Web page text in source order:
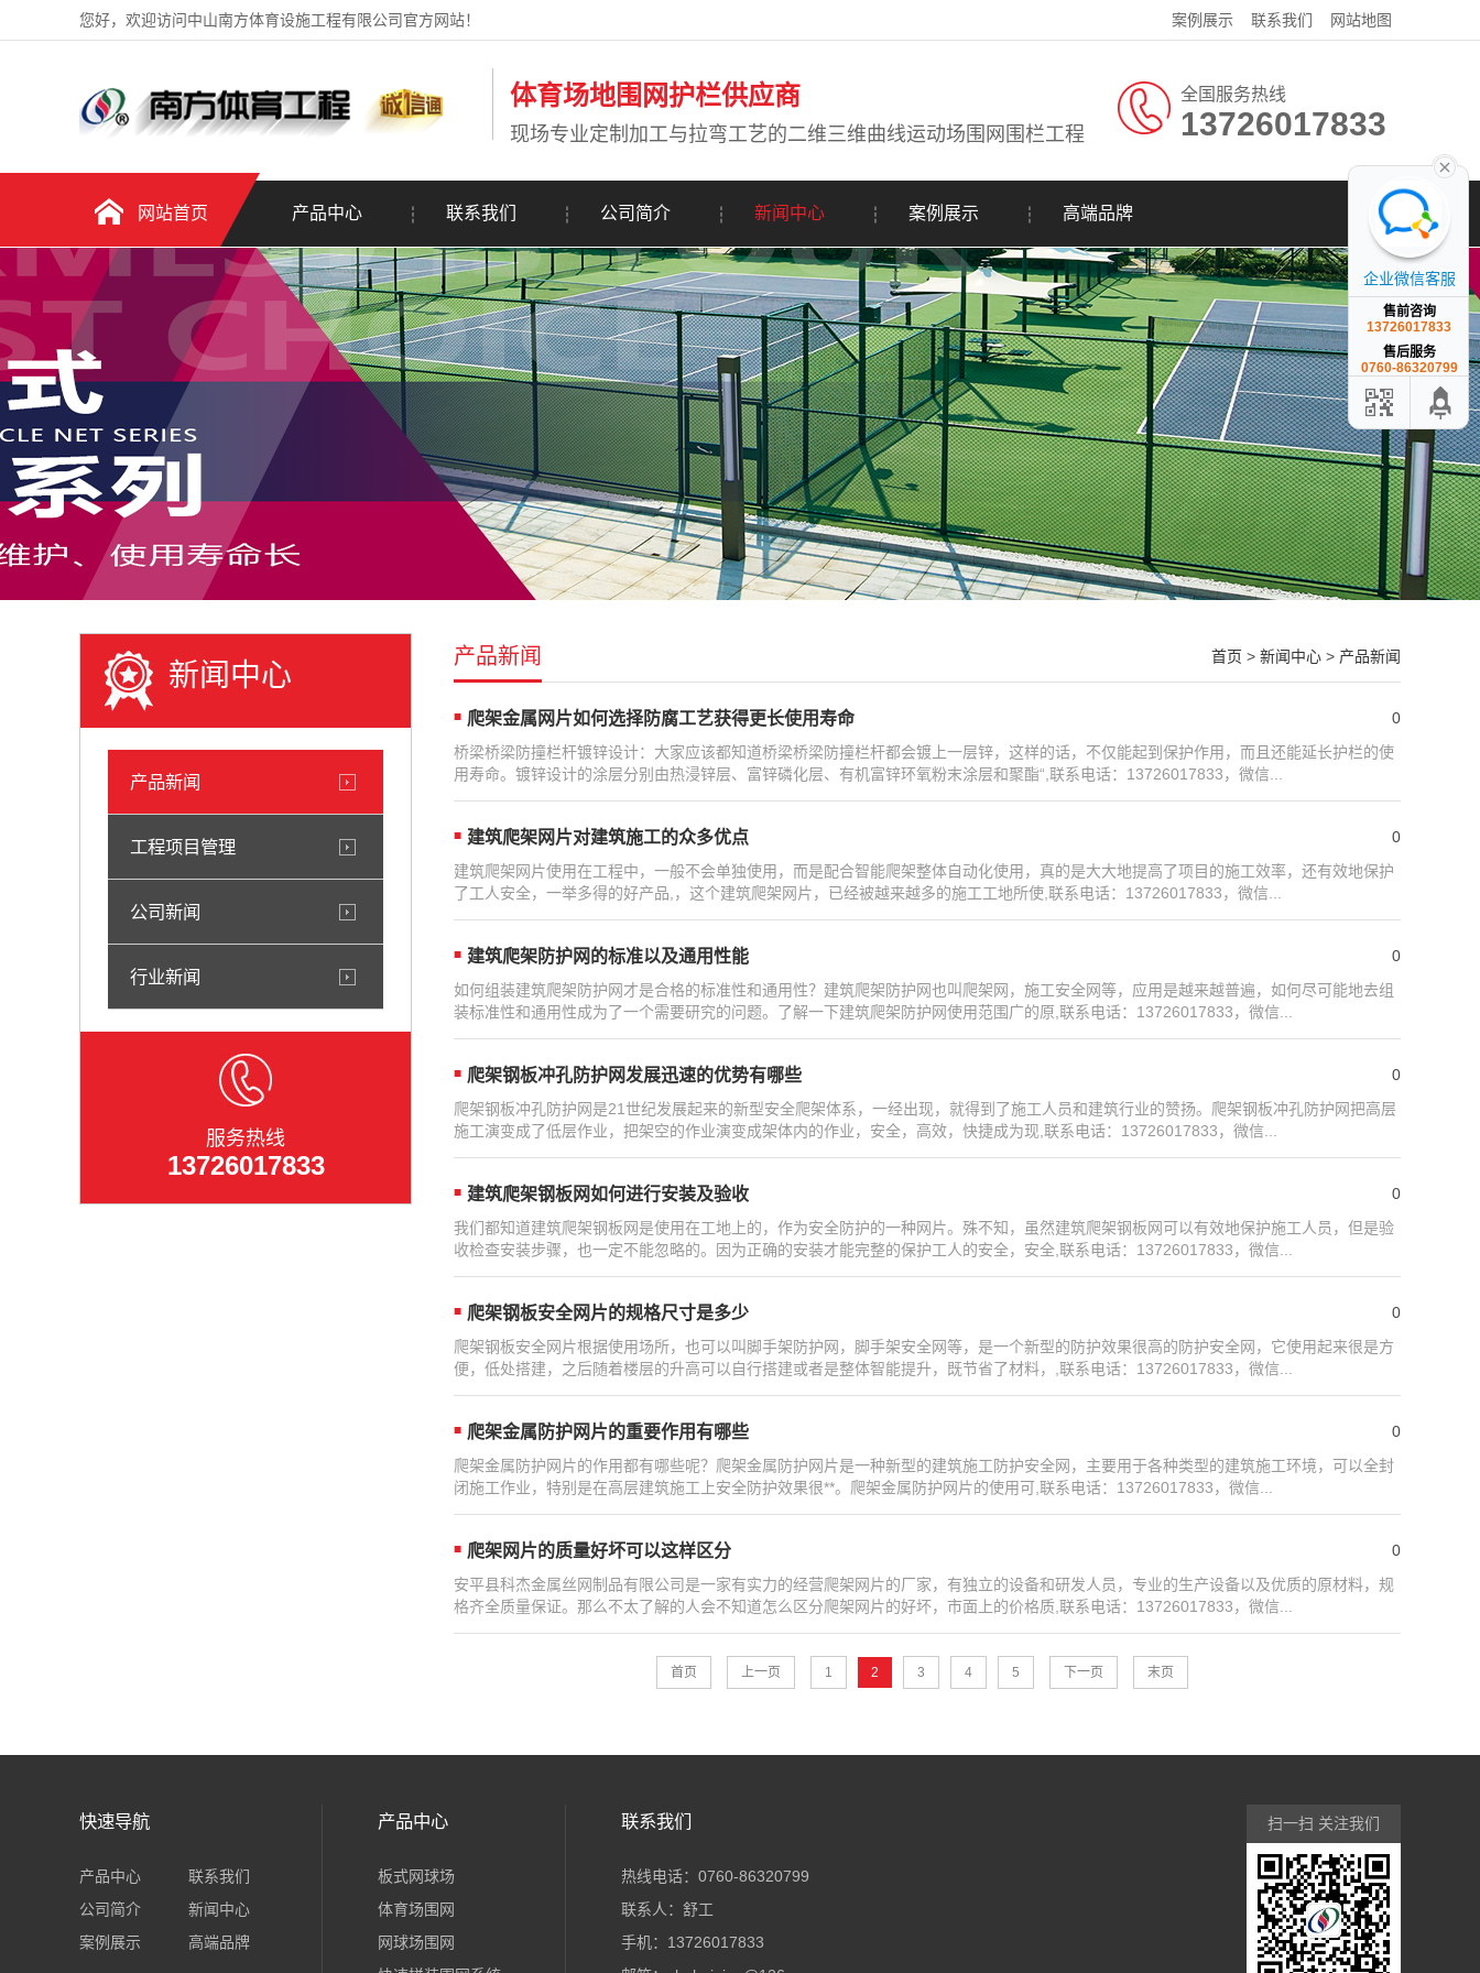
您好，欢迎访问中山南方体育设施工程有限公司官方网站！ 案例展示 联系我们 网站地图
体育场地围网护栏供应商
现场专业定制加工与拉弯工艺的二维三维曲线运动场围网围栏工程
全国服务热线
13726017833
网站首页 产品中心 联系我们 公司简介 新闻中心 案例展示 高端品牌
新闻中心
产品新闻
工程项目管理
公司新闻
行业新闻
服务热线
13726017833
产品新闻 首页 > 新闻中心 > 产品新闻
爬架金属网片如何选择防腐工艺获得更长使用寿命
0
桥梁桥梁防撞栏杆镀锌设计：大家应该都知道桥梁桥梁防撞栏杆都会镀上一层锌，这样的话，不仅能起到保护作用，而且还能延长护栏的使
用寿命。镀锌设计的涂层分别由热浸锌层、富锌磷化层、有机富锌环氧粉末涂层和聚酯“,联系电话：13726017833，微信...
建筑爬架网片对建筑施工的众多优点
0
建筑爬架网片使用在工程中，一般不会单独使用，而是配合智能爬架整体自动化使用，真的是大大地提高了项目的施工效率，还有效地保护
了工人安全，一举多得的好产品,，这个建筑爬架网片，已经被越来越多的施工工地所使,联系电话：13726017833，微信...
建筑爬架防护网的标准以及通用性能
0
如何组装建筑爬架防护网才是合格的标准性和通用性？建筑爬架防护网也叫爬架网，施工安全网等，应用是越来越普遍，如何尽可能地去组
装标准性和通用性成为了一个需要研究的问题。了解一下建筑爬架防护网使用范围广的原,联系电话：13726017833，微信...
爬架钢板冲孔防护网发展迅速的优势有哪些
0
爬架钢板冲孔防护网是21世纪发展起来的新型安全爬架体系，一经出现，就得到了施工人员和建筑行业的赞扬。爬架钢板冲孔防护网把高层
施工演变成了低层作业，把架空的作业演变成架体内的作业，安全，高效，快捷成为现,联系电话：13726017833，微信...
建筑爬架钢板网如何进行安装及验收
0
我们都知道建筑爬架钢板网是使用在工地上的，作为安全防护的一种网片。殊不知，虽然建筑爬架钢板网可以有效地保护施工人员，但是验
收检查安装步骤，也一定不能忽略的。因为正确的安装才能完整的保护工人的安全，安全,联系电话：13726017833，微信...
爬架钢板安全网片的规格尺寸是多少
0
爬架钢板安全网片根据使用场所，也可以叫脚手架防护网，脚手架安全网等，是一个新型的防护效果很高的防护安全网，它使用起来很是方
便，低处搭建，之后随着楼层的升高可以自行搭建或者是整体智能提升，既节省了材料，,联系电话：13726017833，微信...
爬架金属防护网片的重要作用有哪些
0
爬架金属防护网片的作用都有哪些呢？爬架金属防护网片是一种新型的建筑施工防护安全网，主要用于各种类型的建筑施工环境，可以全封
闭施工作业，特别是在高层建筑施工上安全防护效果很**。爬架金属防护网片的使用可,联系电话：13726017833，微信...
爬架网片的质量好坏可以这样区分
0
安平县科杰金属丝网制品有限公司是一家有实力的经营爬架网片的厂家，有独立的设备和研发人员，专业的生产设备以及优质的原材料，规
格齐全质量保证。那么不太了解的人会不知道怎么区分爬架网片的好坏，市面上的价格质,联系电话：13726017833，微信...
首页 上一页 1 2 3 4 5 下一页 末页
快速导航
产品中心
联系我们
公司简介
新闻中心
案例展示
高端品牌
产品中心
板式网球场
体育场围网
网球场围网
联系我们
热线电话：0760-86320799
联系人：舒工
手机：13726017833
扫一扫 关注我们
企业微信客服
售前咨询
13726017833
售后服务
0760-86320799